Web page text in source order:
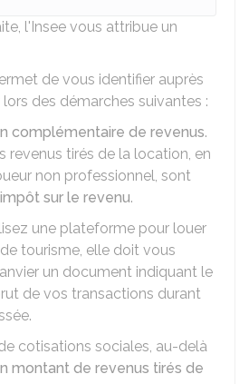
l'Insee vous attribue un
de vous identifier auprès
des démarches suivantes :
complémentaire de revenus.
revenus tirés de la location, en
non professionnel, sont
sur le revenu.
une plateforme pour louer
tourisme, elle doit vous
un document indiquant le
de vos transactions durant
cotisations sociales, au-delà
montant de revenus tirés de